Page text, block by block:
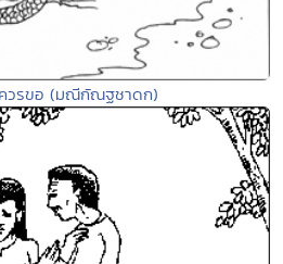
ควรขอ (มณีกัณฐชาดก)